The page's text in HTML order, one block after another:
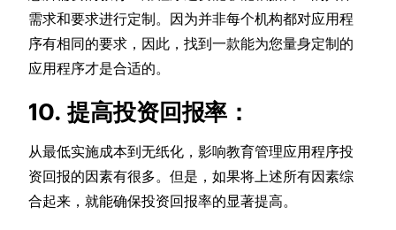
需求和要求进行定制。因为并非每个机构都对应用程
序有相同的要求，因此，找到一款能为您量身定制的
应用程序才是合适的。
10. 提高投资回报率：
从最低实施成本到无纸化，影响教育管理应用程序投
资回报的因素有很多。但是，如果将上述所有因素综
合起来，就能确保投资回报率的显著提高。